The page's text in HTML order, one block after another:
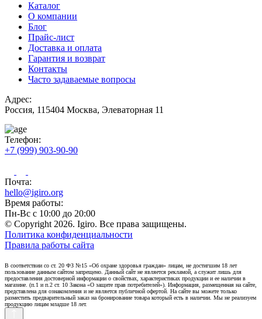
Каталог
О компании
Блог
Прайс-лист
Доставка и оплата
Гарантия и возврат
Контакты
Часто задаваемые вопросы
Адрес:
Россия, 115404 Москва, Элеваторная 11
Телефон:
+7 (999) 903-90-90
Почта:
hello@igiro.org
Время работы:
Пн-Вс с 10:00 до 20:00
© Copyright 2026. Igiro. Все права защищены.
Политика конфиденциальности
Правила работы сайта
В соответствии со ст. 20 ФЗ №15 «Об охране здоровья граждан» лицам, не достигшим 18 лет
пользование данным сайтом запрещено. Данный сайт не является рекламой, а служит лишь для
предоставления достоверной информации о свойствах, характеристиках продукции и ее наличии в
магазине. (п.1 и п.2 ст. 10 Закона «О защите прав потребителей»). Информация, размещенная на сайте,
представлена для ознакомления и не является публичной офертой. На сайте вы можете только
разместить предварительный заказ на бронирование товара который есть в наличии. Мы не реализуем
продукцию лицам младше 18 лет.